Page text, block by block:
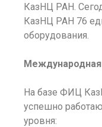
КазНЦ РАН.
КазНЦ РАН 76
оборудования.
На базе ФИЦ
успешно
уровня: